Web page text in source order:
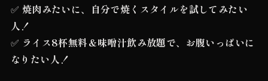
✅ 焼肉みたいに、自分で焼くスタイルを試してみたい
人！
✅ ライス8杯無料＆味噌汁飲み放題で、お腹いっぱいに
なりたい人！